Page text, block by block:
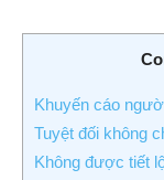
Khuyến cáo
Tuyệt đối không
Không được tiết